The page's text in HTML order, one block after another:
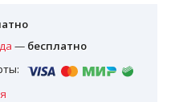
— бесплатно